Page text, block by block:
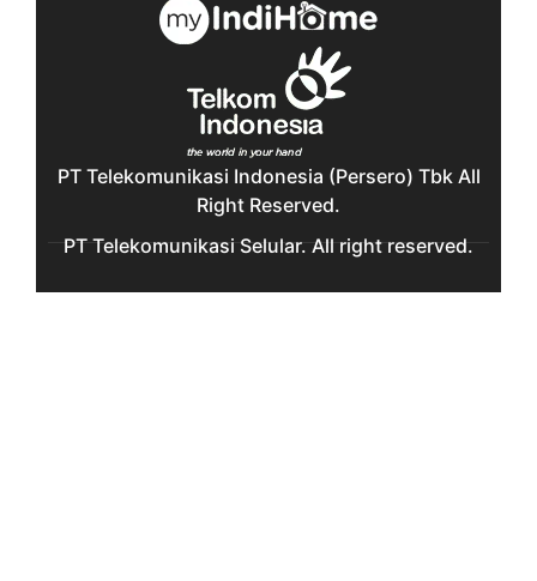
PT Telekomunikasi Indonesia (Persero) Tbk All
Right Reserved.
PT Telekomunikasi Selular. All right reserved.